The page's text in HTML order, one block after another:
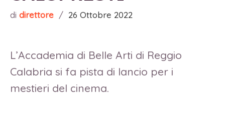
di direttore / 26 Ottobre 2022
L’Accademia di Belle Arti di Reggio
Calabria si fa pista di lancio per i
mestieri del cinema.